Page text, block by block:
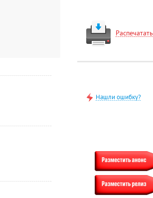
Распечатать
Нашли ошибку?